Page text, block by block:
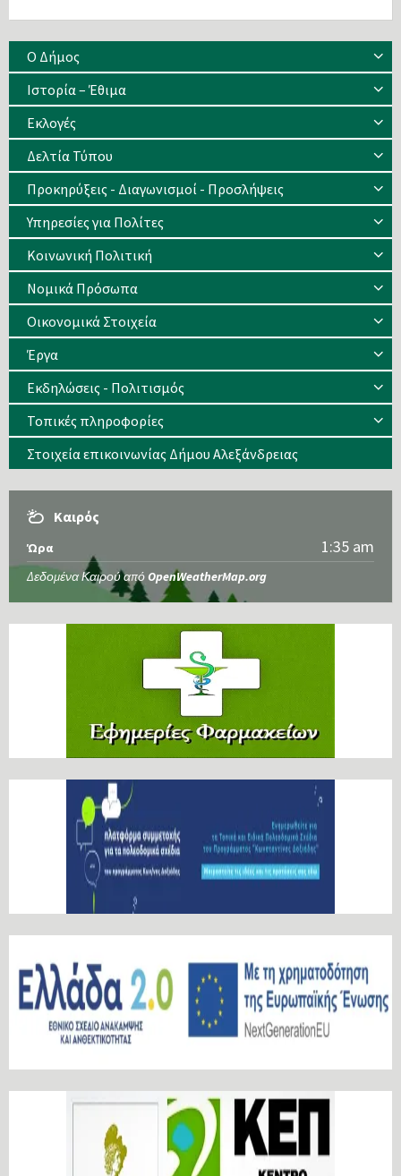
Ο Δήμος
Ιστορία – Έθιμα
Eκλογές
Δελτία Τύπου
Προκηρύξεις - Διαγωνισμοί - Προσλήψεις
Υπηρεσίες για Πολίτες
Κοινωνική Πολιτική
Νομικά Πρόσωπα
Οικονομικά Στοιχεία
Έργα
Εκδηλώσεις - Πολιτισμός
Τοπικές πληροφορίες
Στοιχεία επικοινωνίας Δήμου Αλεξάνδρειας
Καιρός
Ώρα 1:35 am
Δεδομένα Καιρού από OpenWeatherMap.org